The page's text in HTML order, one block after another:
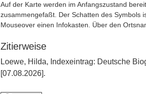
Auf der Karte werden im Anfangszustand
zusammengefaßt. Der Schatten des Symbols
Mouseover einen Infokasten. Über den
Zitierweise
Loewe, Hilda, Indexeintrag: Deutsche
[07.08.2026].